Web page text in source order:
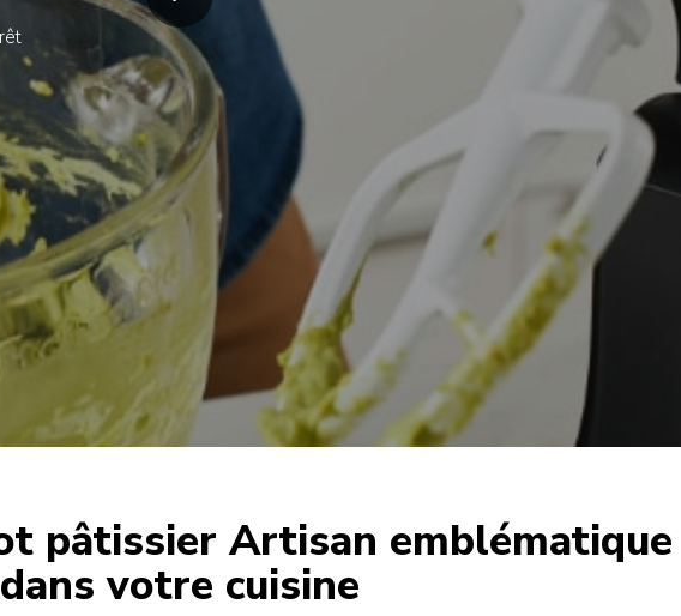
pâtissier Artisan emblématique
dans votre cuisine